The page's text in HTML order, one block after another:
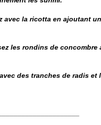
avec la ricotta en ajoutant
les rondins de
des tranches de radis et